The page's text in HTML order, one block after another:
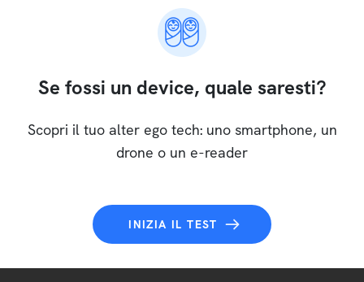
Se fossi un device, quale saresti?
Scopri il tuo alter ego tech: uno smartphone, un
drone o un e-reader
INIZIA IL TEST